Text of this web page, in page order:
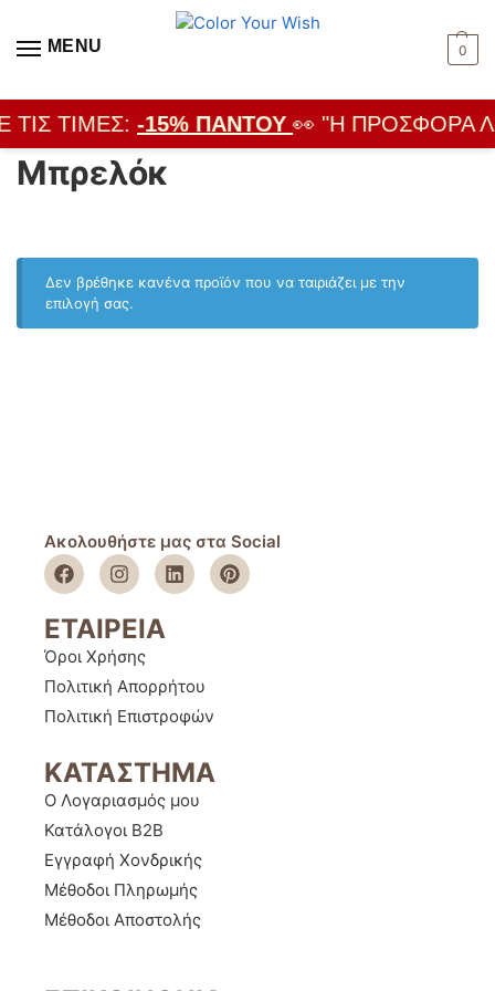
MENU 0
ΤΙΣ ΤΙΜΈΣ: -15% ΠΑΝΤΟΎ 👀 "Η ΠΡΟΣΦΟΡΆ
Μπρελόκ
Δεν βρέθηκε κανένα προϊόν που να ταιριάζει με την
επιλογή σας.
Ακολουθήστε μας στα Social
ΕΤΑΙΡΕΙΑ
Όροι Χρήσης
Πολιτική Απορρήτου
Πολιτική Επιστροφών
ΚΑΤΑΣΤΗΜΑ
Ο Λογαριασμός μου
Κατάλογοι B2B
Εγγραφή Χονδρικής
Μέθοδοι Πληρωμής
Μέθοδοι Αποστολής